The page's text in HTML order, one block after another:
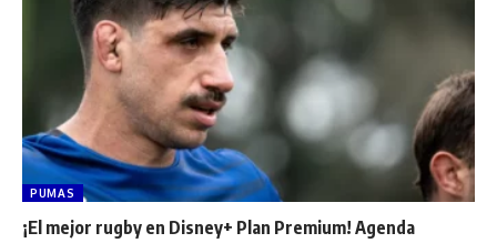
PUMAS
¡El mejor rugby en Disney+ Plan Premium! Agenda